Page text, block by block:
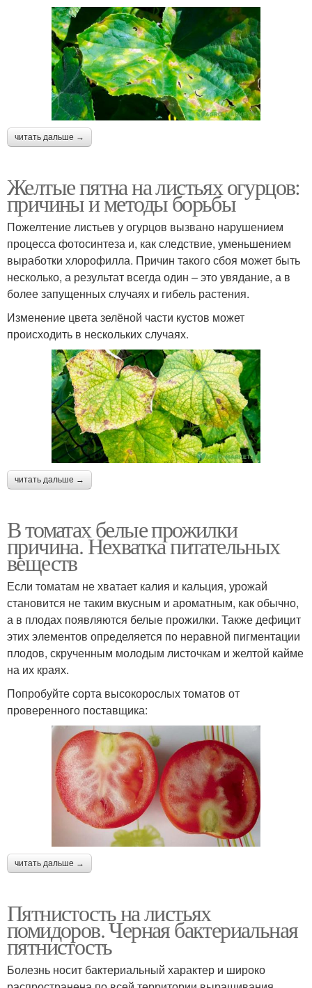
читать дальше →
Желтые пятна на листьях огурцов:
причины и методы борьбы
Пожелтение листьев у огурцов вызвано нарушением
процесса фотосинтеза и, как следствие, уменьшением
выработки хлорофилла. Причин такого сбоя может быть
несколько, а результат всегда один – это увядание, а в
более запущенных случаях и гибель растения.
Изменение цвета зелёной части кустов может
происходить в нескольких случаях.
читать дальше →
В томатах белые прожилки
причина. Нехватка питательных
веществ
Если томатам не хватает калия и кальция, урожай
становится не таким вкусным и ароматным, как обычно,
а в плодах появляются белые прожилки. Также дефицит
этих элементов определяется по неравной пигментации
плодов, скрученным молодым листочкам и желтой кайме
на их краях.
Попробуйте сорта высокорослых томатов от
проверенного поставщика:
читать дальше →
Пятнистость на листьях
помидоров. Черная бактериальная
пятнистость
Болезнь носит бактериальный характер и широко